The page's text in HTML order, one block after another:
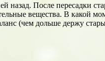
назад. После пересадки
вещества. В какой
(чем дольше держу